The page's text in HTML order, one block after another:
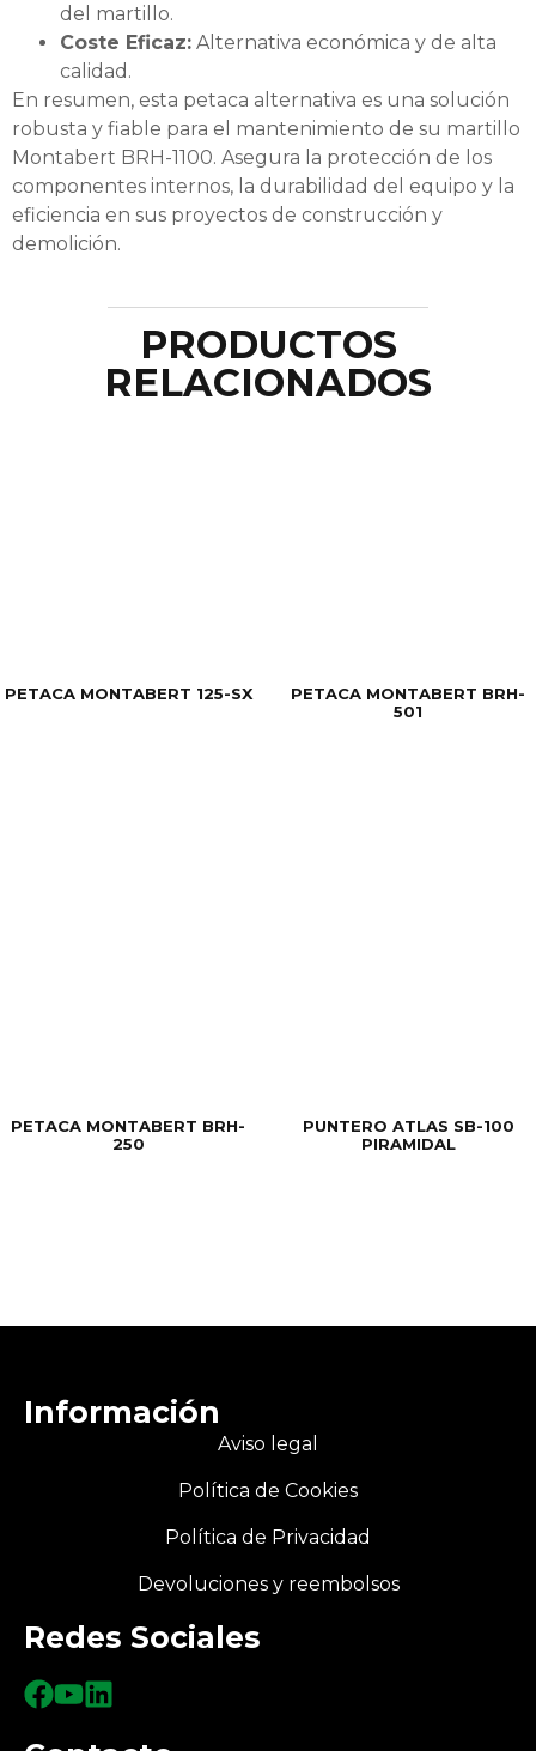
del martillo.
Coste Eficaz: Alternativa económica y de alta
calidad.
En resumen, esta petaca alternativa es una solución
robusta y fiable para el mantenimiento de su martillo
Montabert BRH-1100. Asegura la protección de los
componentes internos, la durabilidad del equipo y la
eficiencia en sus proyectos de construcción y
demolición.
PRODUCTOS
RELACIONADOS
PETACA MONTABERT 125-SX
PETACA MONTABERT BRH-
501
PETACA MONTABERT BRH-
250
PUNTERO ATLAS SB-100
PIRAMIDAL
Información
Aviso legal
Política de Cookies
Política de Privacidad
Devoluciones y reembolsos
Redes Sociales